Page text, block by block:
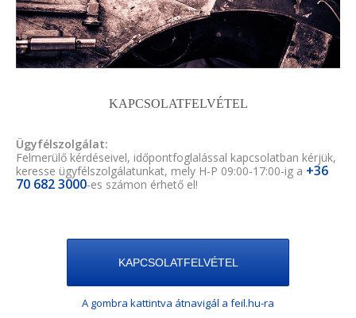
KAPCSOLATFELVÉTEL
Ügyfélszolgálat:
Felmerülő kérdéseivel, időpontfoglalással kapcsolatban kérjük,
keresse ügyfélszolgálatunkat, mely H-P 09:00-17:00-ig a +36
70 682 3000-es számon érhető el!
KAPCSOLATFELVÉTEL
A gombra kattintva átnavigál a feil.hu-ra